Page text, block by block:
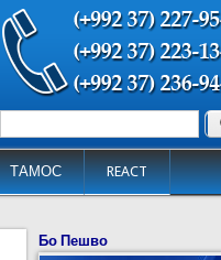
ТАМОС REACT
Форма поиска
Бо Пешво